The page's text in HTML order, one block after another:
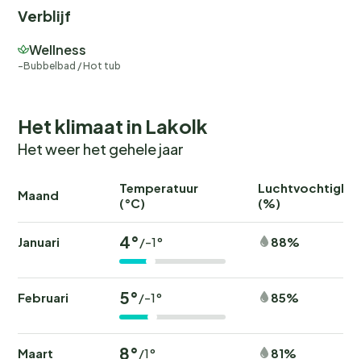
Verblijf
Wellness
Bubbelbad / Hot tub
Het klimaat in Lakolk
Het weer het gehele jaar
Maand
Temperatuur
(°C)
(%)
Januari 4°/-1° 88%
Februari 5°/-1° 85%
Maart 8°/1° 81%